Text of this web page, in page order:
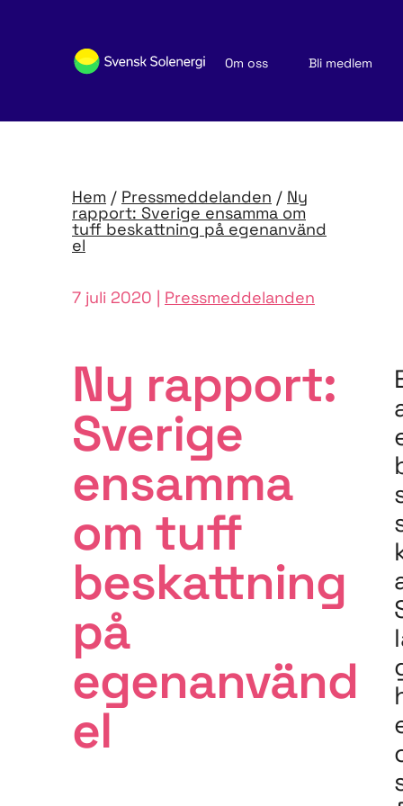
Om oss
Bli medlem
Nyheter och publikationer
Hem / Pressmeddelanden / Ny
rapport: Sverige ensamma om
tuff beskattning på egenanvänd
el
7 juli 2020 | Pressmeddelanden
Ny rapport:
Sverige
ensamma
om tuff
beskattning
på
egenanvänd
el